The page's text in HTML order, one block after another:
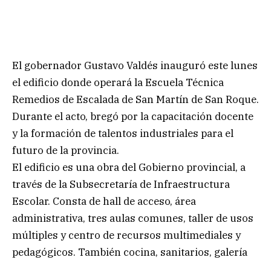
El gobernador Gustavo Valdés inauguró este lunes
el edificio donde operará la Escuela Técnica
Remedios de Escalada de San Martín de San Roque.
Durante el acto, bregó por la capacitación docente
y la formación de talentos industriales para el
futuro de la provincia.
El edificio es una obra del Gobierno provincial, a
través de la Subsecretaría de Infraestructura
Escolar. Consta de hall de acceso, área
administrativa, tres aulas comunes, taller de usos
múltiples y centro de recursos multimediales y
pedagógicos. También cocina, sanitarios, galería